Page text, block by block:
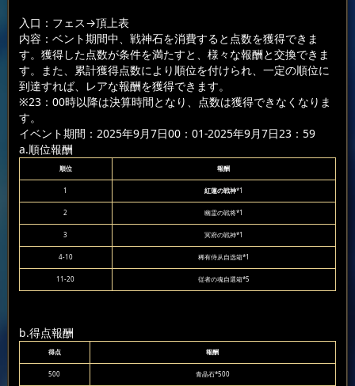
入口：フェス→頂上表
内容：ベント期間中、戦神石を消費すると点数を獲得できま
す。獲得した点数が条件を満たすと、様々な報酬と交換できま
す。また、累計獲得点数により順位を付けられ、一定の順位に
到達すれば、レアな報酬を獲得できます。
※23：00時以降は決算時間となり、点数は獲得できなくなりま
す。
イベント期間：2025年9月7日00：01-2025年9月7日23：59
a.順位報酬
順位 報酬
1 紅蓮の戦神*1
2 幽霊の戦将*1
3 冥府の戦神*1
4-10 稀有侍从自选箱*1
11-20 従者の魂自選箱*5
b.得点報酬
得点 報酬
500 青晶石*500